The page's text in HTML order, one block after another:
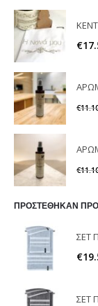
€
€
€
ΠΡΟΣΤΕΘΗΚΑΝ
ΣΕΤ
€